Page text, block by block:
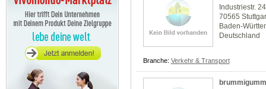
Industriestr. 24
70565
Baden-
Deutschland
Branche: Verkehr & Transport